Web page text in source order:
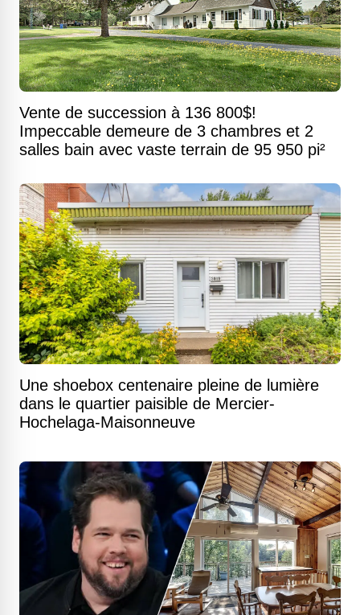
Vente de succession à 136 800$!
Impeccable demeure de 3 chambres et 2
salles bain avec vaste terrain de 95 950 pi²
Une shoebox centenaire pleine de lumière
dans le quartier paisible de Mercier-
Hochelaga-Maisonneuve